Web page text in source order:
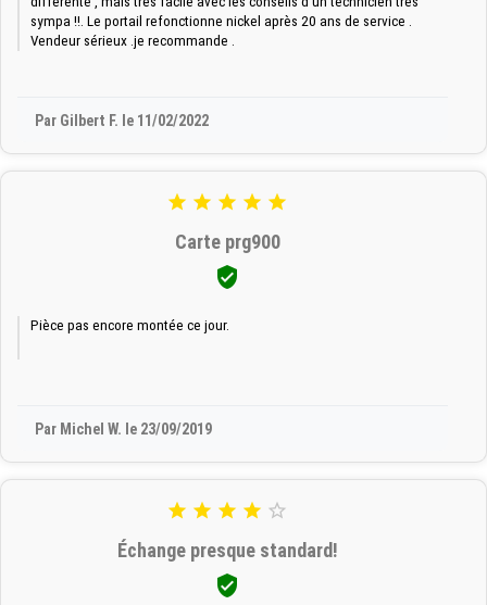
sympa !!. Le portail refonctionne nickel après 20 ans de service .
Vendeur sérieux .je recommande .
Par Gilbert F. le 11/02/2022
    
Carte prg900

Pièce pas encore montée ce jour.
Par Michel W. le 23/09/2019
    
Échange presque standard!
